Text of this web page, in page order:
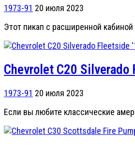
1973-91 20 июля 2023
Этот пикап с расширенной
Chevrolet С20 Silverado
1973-91 20 июля 2023
Если вы любите классические